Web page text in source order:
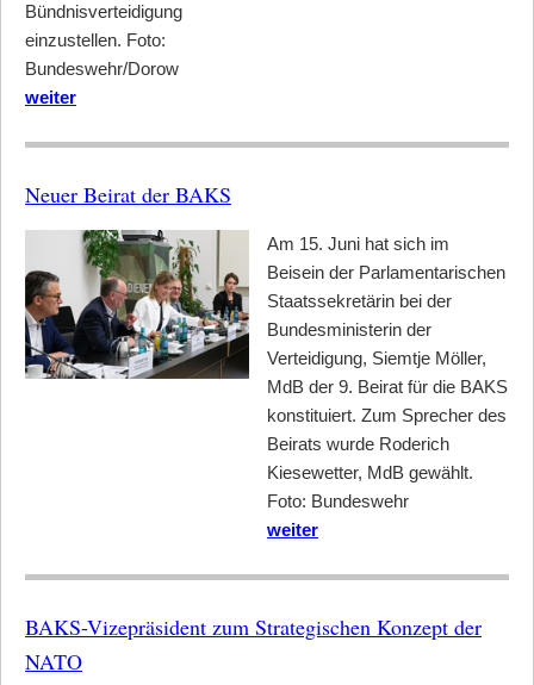
Bündnisverteidigung
einzustellen. Foto:
Bundeswehr/Dorow
weiter
Neuer Beirat der BAKS
Am 15. Juni hat sich im
Beisein der Parlamentarischen
Staatssekretärin bei der
Bundesministerin der
Verteidigung, Siemtje Möller,
MdB der 9. Beirat für die BAKS
konstituiert. Zum Sprecher des
Beirats wurde Roderich
Kiesewetter, MdB gewählt.
Foto: Bundeswehr
weiter
BAKS-Vizepräsident zum Strategischen Konzept der
NATO